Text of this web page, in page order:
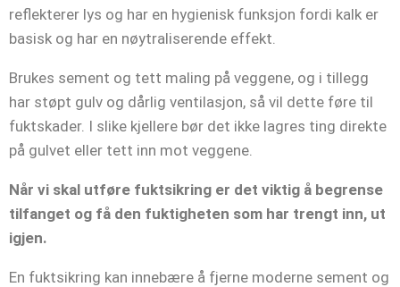
reflekterer lys og har en hygienisk funksjon fordi kalk er
basisk og har en nøytraliserende effekt.
Brukes sement og tett maling på veggene, og i tillegg
har støpt gulv og dårlig ventilasjon, så vil dette føre til
fuktskader. I slike kjellere bør det ikke lagres ting direkte
på gulvet eller tett inn mot veggene.
Når vi skal utføre fuktsikring er det viktig å begrense
tilfanget og få den fuktigheten som har trengt inn, ut
igjen.
En fuktsikring kan innebære å fjerne moderne sement og